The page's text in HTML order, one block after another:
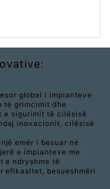
global i impianteve
të grimcimit dhe
e sigurimit të cilësisë
inovacionit, cilësisë
emër i besuar në
e impianteve me
e ndryshme të
efikasitet, besueshmëri